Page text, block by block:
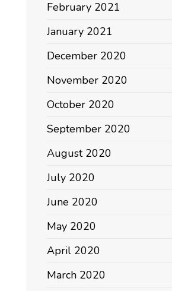
February 2021
January 2021
December 2020
November 2020
October 2020
September 2020
August 2020
July 2020
June 2020
May 2020
April 2020
March 2020